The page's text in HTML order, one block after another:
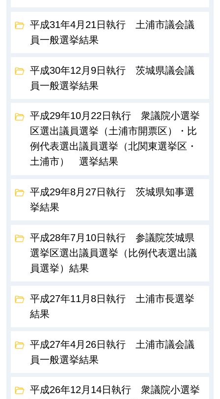
平成31年4月21日執行 土浦市議会議
員一般選挙結果
平成30年12月9日執行 茨城県議会議
員一般選挙結果
平成29年10月22日執行 衆議院小選挙
区選出議員選挙（土浦市開票区）・比
例代表選出議員選挙（北関東選挙区・
土浦市） 選挙結果
平成29年8月27日執行 茨城県知事選
挙結果
平成28年7月10日執行 参議院茨城県
選挙区選出議員選挙（比例代表選出議
員選挙）結果
平成27年11月8日執行 土浦市長選挙
結果
平成27年4月26日執行 土浦市議会議
員一般選挙結果
平成26年12月14日執行 衆議院小選挙